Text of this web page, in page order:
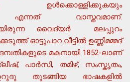
ഉള്‍ക്കൊള്ളിക്കുകയും
എന്നത് വാസ്തവമാണ്.
വൈദ്യര്‍ മലപ്പുറം
ഓട്ടുപാറ വീട്ടില്‍ ഉണ്ണിമമ്മദ്
മകനായി 1852-ലാണ്
പാര്‍സി, തമിഴ്, സംസ്കൃതം,
തുടങ്ങിയ ഭാഷകളില്‍